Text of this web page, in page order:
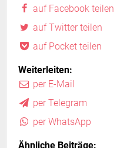
auf Facebook teilen
auf Twitter teilen
auf Pocket teilen
Weiterleiten:
per E-Mail
per Telegram
per WhatsApp
Ähnliche Beiträge: